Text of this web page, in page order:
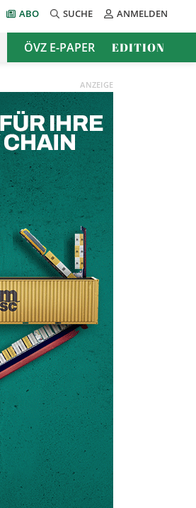
ABO SUCHE ANMELDEN
ÖVZ E-PAPER EDITION
ANZEIGE